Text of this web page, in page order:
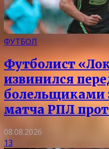
ФУТБОЛ
Футболист
извинился
болельщиками
матча РПЛ
08.08.2026
13